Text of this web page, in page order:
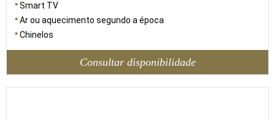
Smart TV
Ar ou aquecimento segundo a época
Chinelos
Consultar disponibilidade